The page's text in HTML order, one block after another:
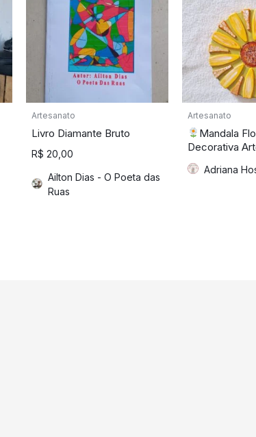
Artesanato
Livro Diamante Bruto
R$ 20,00
Ailton Dias - O Poeta das
Ruas
Artesanato
Mandala
Decorativa
Adriana